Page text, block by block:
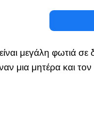
είναι μεγάλη φωτιά
μια μητέρα και τον